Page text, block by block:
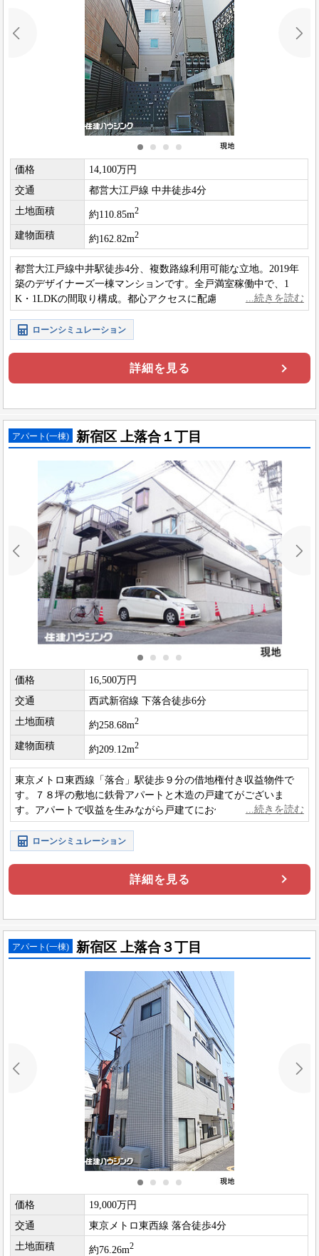
価格
14,100万円
交通
都営大江戸線 中井徒歩4分
土地面積
約110.85m2
建物面積 約162.82m2
都営大江戸線中井駅徒歩4分、複数路線利用可能な立地。2019年
築のデザイナーズ一棟マンションです。全戸満室稼働中で、1
K・1LDKの間取り構成。都心アクセスに配慮した住環境が特徴
の物件です。
ローンシミュレーション
詳細を見る
アパート(一棟) 新宿区 上落合１丁目
価格
16,500万円
交通
西武新宿線 下落合徒歩6分
土地面積
約258.68m2
建物面積 約209.12m2
東京メトロ東西線「落合」駅徒歩９分の借地権付き収益物件で
す。７８坪の敷地に鉄骨アパートと木造の戸建てがございま
す。アパートで収益を生みながら戸建てにお住まいになる事が
できます。3駅複数路線利用可でアクセスも良好です。
ローンシミュレーション
詳細を見る
アパート(一棟) 新宿区 上落合３丁目
価格
19,000万円
交通
東京メトロ東西線 落合徒歩4分
土地面積
約76.26m2